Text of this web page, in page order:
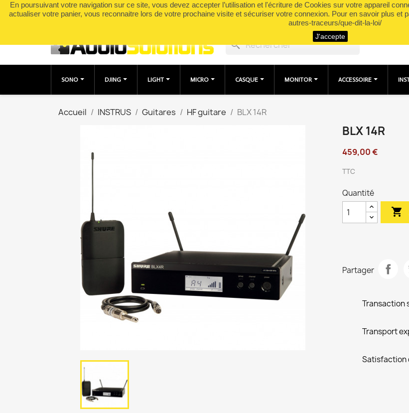
En poursuivant votre navigation sur ce site, vous devez accepter l’utilisation et l'écriture de Cookies sur votre appareil
actualiser votre panier, vous reconnaitre lors de votre prochaine visite et sécuriser votre connexion. Pour en savoir plus
autres-traceurs/que-dit-la-loi/
J'accepte
Appelez-nous :0490049895
search
SONO DJING LIGHT MICRO CASQUE MONITOR ACCESSOIRE
Accueil INSTRUS Guitares HF guitare BLX 14R
BLX 14R
459,00 €
TTC
Quantité

Partager
Transaction
Transport
Satisfaction